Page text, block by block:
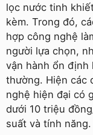
lọc nước tinh
kèm. Trong đó,
hợp công nghệ
người lựa chọn,
vận hành ổn định
thường. Hiện các
nghệ hiện đại có
dưới 10 triệu
suất và tính năng.